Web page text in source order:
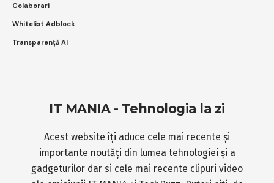
Colaborari
Whitelist Adblock
Transparență AI
IT MANIA - Tehnologia la zi
Acest website îți aduce cele mai recente și
importante noutăți din lumea tehnologiei și a
gadgeturilor dar si cele mai recente clipuri video